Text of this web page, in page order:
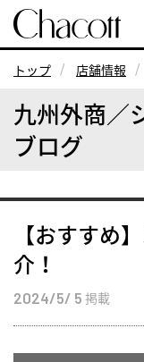
トップ 店舗情報
九州外商／
ブログ
【おすすめ
介！
2024/5/ 5 掲載